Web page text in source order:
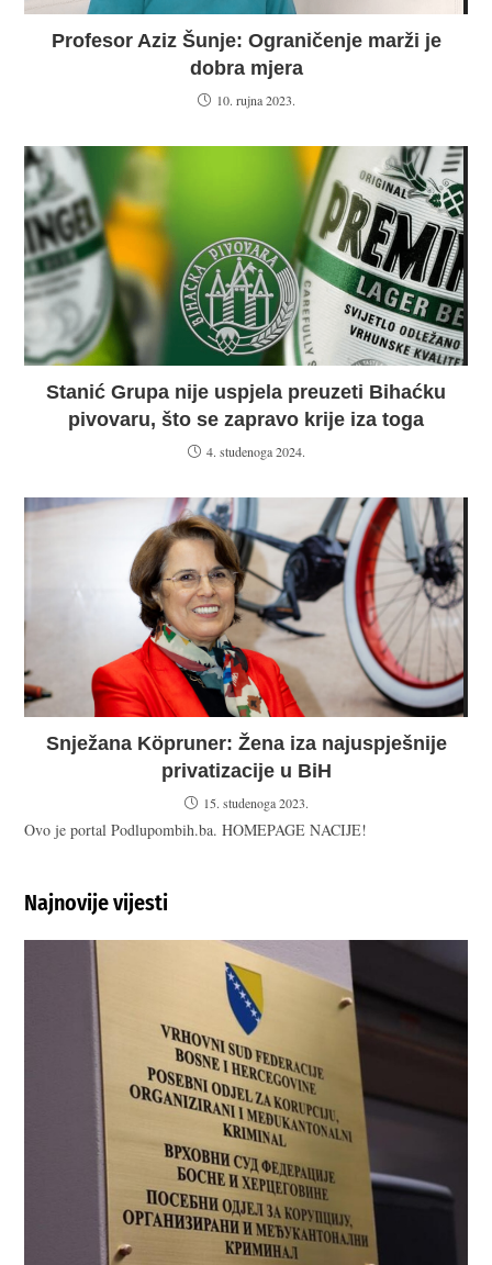
Profesor Aziz Šunje: Ograničenje marži je
dobra mjera
10. rujna 2023.
Stanić Grupa nije uspjela preuzeti Bihaćku
pivovaru, što se zapravo krije iza toga
4. studenoga 2024.
Snježana Köpruner: Žena iza najuspješnije
privatizacije u BiH
15. studenoga 2023.
Ovo je portal Podlupombih.ba. HOMEPAGE NACIJE!
Najnovije vijesti